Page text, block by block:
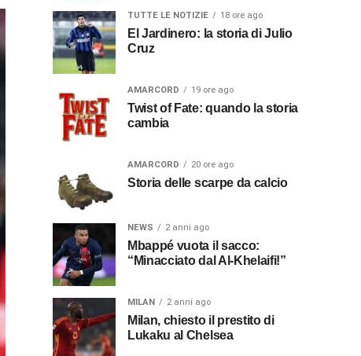
TUTTE LE NOTIZIE 18 ore ago
El Jardinero: la storia di Julio
Cruz
AMARCORD 19 ore ago
Twist of Fate: quando la storia
cambia
AMARCORD 20 ore ago
Storia delle scarpe da calcio
NEWS 2 anni ago
Mbappé vuota il sacco:
“Minacciato dal Al-Khelaifi!”
MILAN 2 anni ago
Milan, chiesto il prestito di
Lukaku al Chelsea